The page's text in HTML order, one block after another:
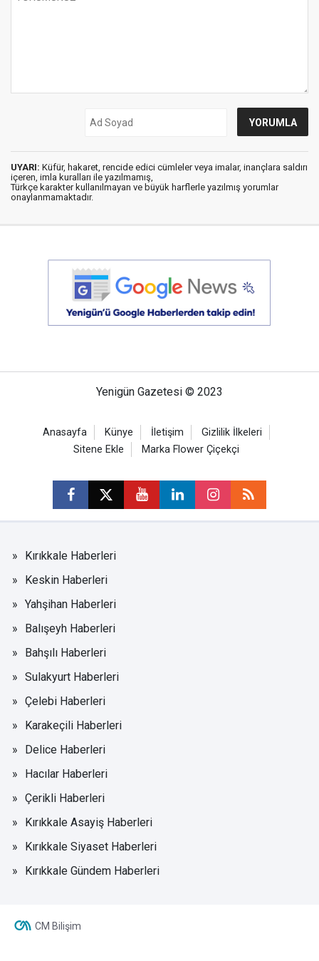
UYARI: Küfür, hakaret, rencide edici cümleler veya imalar, inançlara saldırı
içeren, imla kuralları ile yazılmamış,
Türkçe karakter kullanılmayan ve büyük harflerle yazılmış yorumlar
onaylanmamaktadır.
Yenigün Gazetesi © 2023
Anasayfa Künye İletişim
Gizlilik İlkeleri
Sitene Ekle
Marka Flower Çiçekçi
Kırıkkale Haberleri
Keskin Haberleri
Yahşihan Haberleri
Balışeyh Haberleri
Bahşılı Haberleri
Sulakyurt Haberleri
Çelebi Haberleri
Karakeçili Haberleri
Delice Haberleri
Hacılar Haberleri
Çerikli Haberleri
Kırıkkale Asayiş Haberleri
Kırıkkale Siyaset Haberleri
Kırıkkale Gündem Haberleri
CM Bilişim